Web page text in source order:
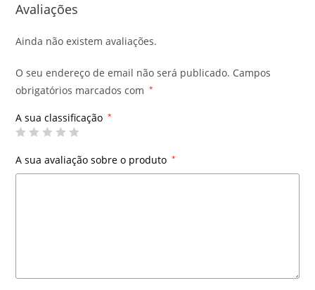
Avaliações
Ainda não existem avaliações.
O seu endereço de email não será publicado. Campos
obrigatórios marcados com
*
A sua classificação *
A sua avaliação sobre o produto *